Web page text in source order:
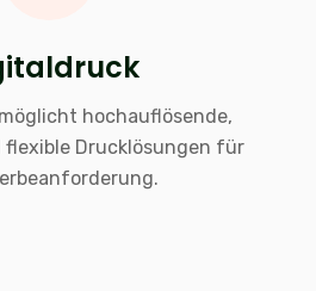
hochauflösende,
Drucklösungen für